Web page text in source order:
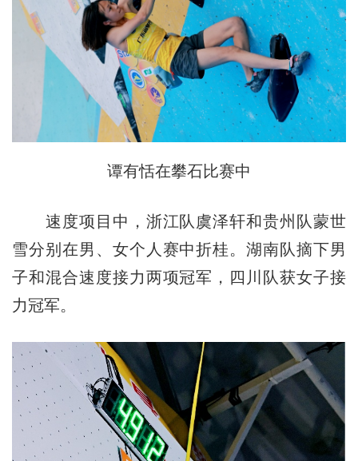
谭有恬在攀石比赛中
速度项目中，浙江队虞泽轩和贵州队蒙世
雪分别在男、女个人赛中折桂。湖南队摘下男
子和混合速度接力两项冠军，四川队获女子接
力冠军。